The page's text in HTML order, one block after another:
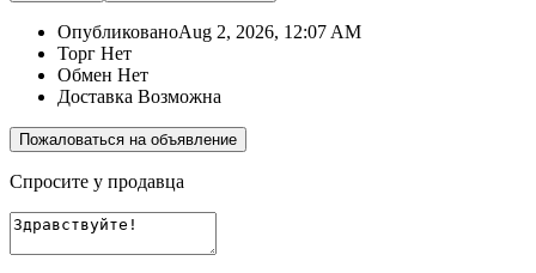
ОпубликованоAug 2, 2026, 12:07 AM
Торг Нет
Обмен Нет
Доставка Возможна
Пожаловаться на объявление
Спросите у продавца